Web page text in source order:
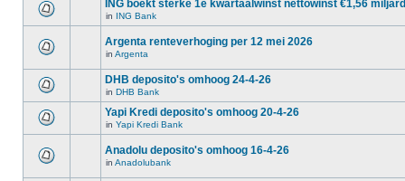
ING boekt sterke 1e kwartaalwinst nettowinst €1,56 miljard
in ING Bank
Argenta renteverhoging per 12 mei 2026
in Argenta
DHB deposito's omhoog 24-4-26
in DHB Bank
Yapi Kredi deposito's omhoog 20-4-26
in Yapi Kredi Bank
Anadolu deposito's omhoog 16-4-26
in Anadolubank